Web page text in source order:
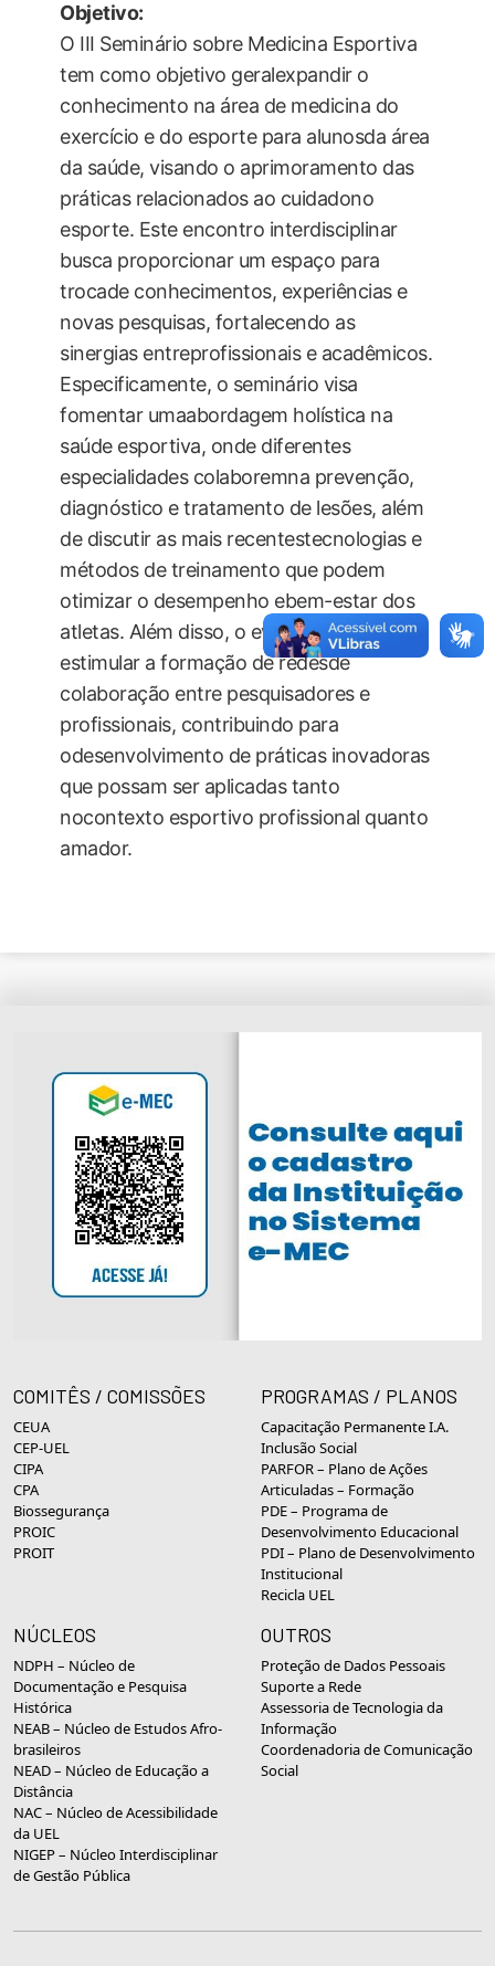
Objetivo:
O III Seminário sobre Medicina Esportiva
tem como objetivo geralexpandir o
conhecimento na área de medicina do
exercício e do esporte para alunosda área
da saúde, visando o aprimoramento das
práticas relacionados ao cuidadono
esporte. Este encontro interdisciplinar
busca proporcionar um espaço para
trocade conhecimentos, experiências e
novas pesquisas, fortalecendo as
sinergias entreprofissionais e acadêmicos.
Especificamente, o seminário visa
fomentar umaabordagem holística na
saúde esportiva, onde diferentes
especialidades colaboremna prevenção,
diagnóstico e tratamento de lesões, além
de discutir as mais recentestecnologias e
métodos de treinamento que podem
otimizar o desempenho ebem-estar dos
atletas. Além disso, o evento procura
estimular a formação de redesde
colaboração entre pesquisadores e
profissionais, contribuindo para
odesenvolvimento de práticas inovadoras
que possam ser aplicadas tanto
nocontexto esportivo profissional quanto
amador.
COMITÊS / COMISSÕES
CEUA
CEP-UEL
CIPA
CPA
Biossegurança
PROIC
PROIT
PROGRAMAS / PLANOS
Capacitação Permanente I.A.
Inclusão Social
PARFOR – Plano de Ações
Articuladas – Formação
PDE – Programa de
Desenvolvimento Educacional
PDI – Plano de Desenvolvimento
Institucional
Recicla UEL
NÚCLEOS
NDPH – Núcleo de
Documentação e Pesquisa
Histórica
NEAB – Núcleo de Estudos Afro-
brasileiros
NEAD – Núcleo de Educação a
Distância
NAC – Núcleo de Acessibilidade
da UEL
NIGEP – Núcleo Interdisciplinar
de Gestão Pública
OUTROS
Proteção de Dados Pessoais
Suporte a Rede
Assessoria de Tecnologia da
Informação
Coordenadoria de Comunicação
Social